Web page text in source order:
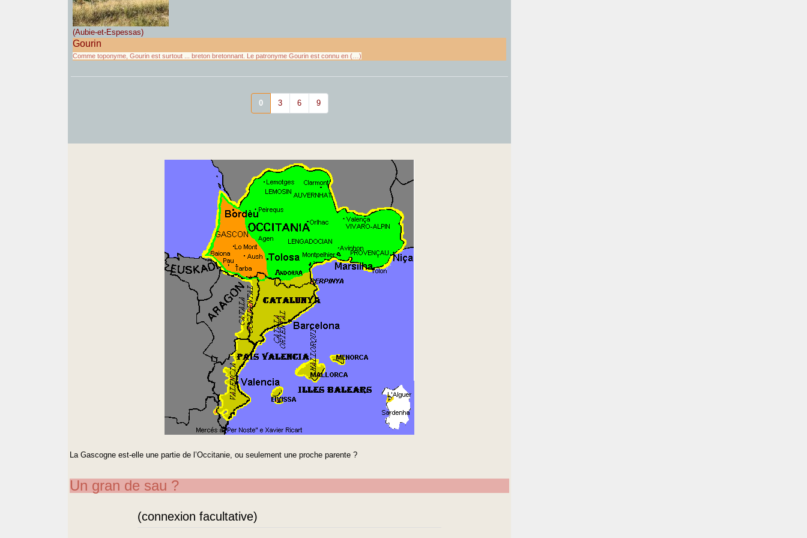
(Aubie-et-Espessas)
Gourin
Comme toponyme, Gourin est surtout ... breton bretonnant. Le patronyme Gourin est connu en (…)
0 3 6 9
La Gascogne est-elle une partie de l’Occitanie, ou seulement une proche parente ?
Un gran de sau ?
(connexion facultative)